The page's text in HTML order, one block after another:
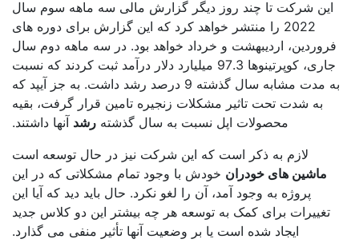
این شرکت تا چند روز دیگر گزارش مالی سه ماهه سوم سال
2022 را منتشر خواهد کرد که این گزارش برای دوره های
اردیبهشت و خرداد خواهد بود. در سه ماهه دوم سال
جاری، کوپرتینوها 97.3 میلیارد دلار درآمد ثبت کردند که نسبت
به مدت مشابه سال گذشته 9 درصد رشد داشت. به جز آیپد که
به شدت تحت تاثیر مشکلات زنجیره تامین قرار گرفت، بقیه
محصولات اپل نسبت به سال گذشتهرشد آنها داشتند.
لازم به ذکر است که این شرکت نیز در حال توسعه است
ماشین های خودرانخودش با وجود تمام مشکلاتی که در این
پروژه به وجود آمد، آن را لغو نکرد. حال باید دید که آیا این
تغییرات برای کمک به توسعه هر چه بیشتر این دو کلاس جدید
ایجاد شده است یا بر وضعیت آنها تأثیر منفی می گذارد.